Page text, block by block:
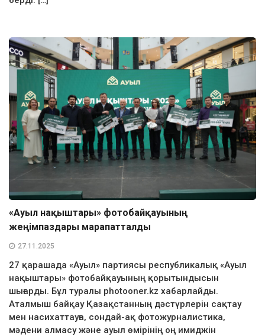
«Ауыл нақыштары» фотобайқауының
жеңімпаздары марапатталды
27.11.2025
27 қарашада «Ауыл» партиясы республикалық «Ауыл
нақыштары» фотобайқауының қорытындысын
шығарды. Бұл туралы photooner.kz хабарлайды.
Аталмыш байқау Қазақстанның дәстүрлерін сақтау
мен насихаттауға, сондай-ақ фотожурналистика,
мәдени алмасу және ауыл өмірінің оң имиджін